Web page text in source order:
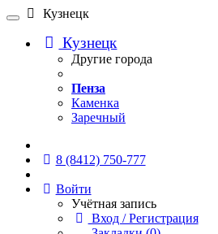
Кузнецк
Кузнецк
Другие города
Пенза
Каменка
Заречный
8 (8412) 750-777
Войти
Учётная запись
Вход / Регистрация